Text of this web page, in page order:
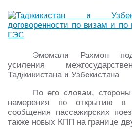
Эмомали Рахмон
усиления
Таджикистана и Узбекистана
По его словам,
намерения по открытию в
сообщения пассажирских
также новых КПП на границе